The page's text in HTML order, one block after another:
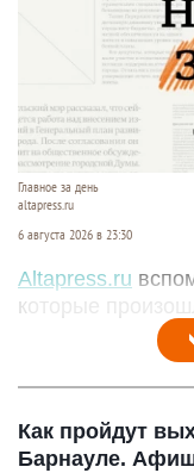
Главное за день
altapress.ru
6 августа 2026 в 23:30
Altapress.ru
которые
Как пройдут
Барнауле.